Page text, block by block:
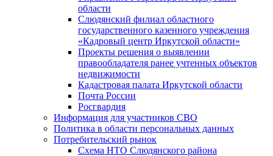
области
Слюдянский филиал областного
государственного казенного учреждения
«Кадровый центр Иркутской области»
Проекты решения о выявлении
правообладателя ранее учтенных объектов
недвижимости
Кадастровая палата Иркутской области
Почта России
Росгвардия
Информация для участников СВО
Политика в области персональных данных
Потребительский рынок
Схема НТО Слюдянского района